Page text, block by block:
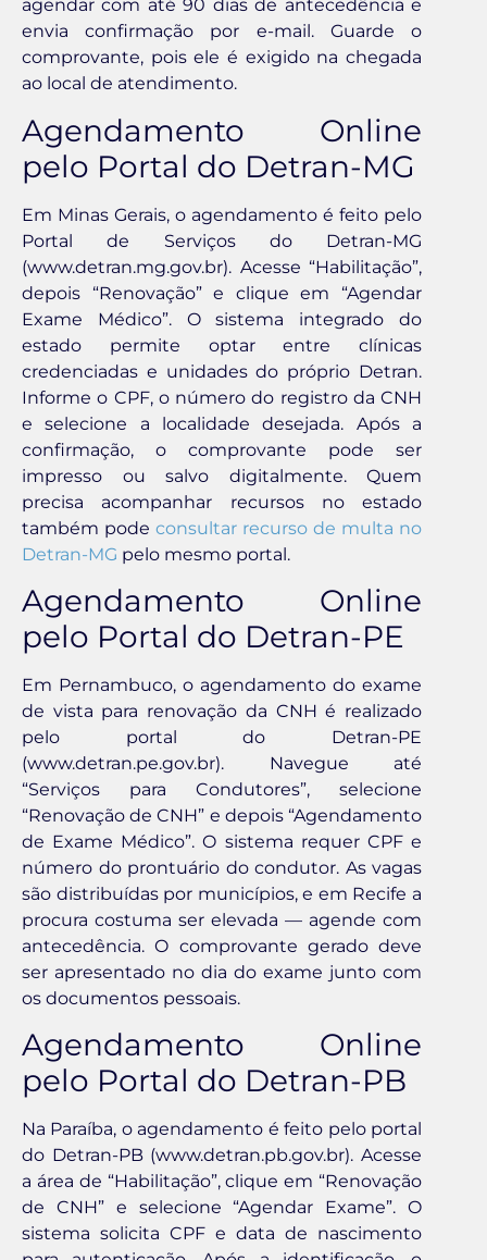
agendar com até 90 dias de antecedência e
envia confirmação por e-mail. Guarde o
comprovante, pois ele é exigido na chegada
ao local de atendimento.
Agendamento Online
pelo Portal do Detran-MG
Em Minas Gerais, o agendamento é feito pelo
Portal de Serviços do Detran-MG
(www.detran.mg.gov.br). Acesse “Habilitação”,
depois “Renovação” e clique em “Agendar
Exame Médico”. O sistema integrado do
estado permite optar entre clínicas
credenciadas e unidades do próprio Detran.
Informe o CPF, o número do registro da CNH
e selecione a localidade desejada. Após a
confirmação, o comprovante pode ser
impresso ou salvo digitalmente. Quem
precisa acompanhar recursos no estado
também pode consultar recurso de multa no
Detran-MG pelo mesmo portal.
Agendamento Online
pelo Portal do Detran-PE
Em Pernambuco, o agendamento do exame
de vista para renovação da CNH é realizado
pelo portal do Detran-PE
(www.detran.pe.gov.br). Navegue até
“Serviços para Condutores”, selecione
“Renovação de CNH” e depois “Agendamento
de Exame Médico”. O sistema requer CPF e
número do prontuário do condutor. As vagas
são distribuídas por municípios, e em Recife a
procura costuma ser elevada — agende com
antecedência. O comprovante gerado deve
ser apresentado no dia do exame junto com
os documentos pessoais.
Agendamento Online
pelo Portal do Detran-PB
Na Paraíba, o agendamento é feito pelo portal
do Detran-PB (www.detran.pb.gov.br). Acesse
a área de “Habilitação”, clique em “Renovação
de CNH” e selecione “Agendar Exame”. O
sistema solicita CPF e data de nascimento